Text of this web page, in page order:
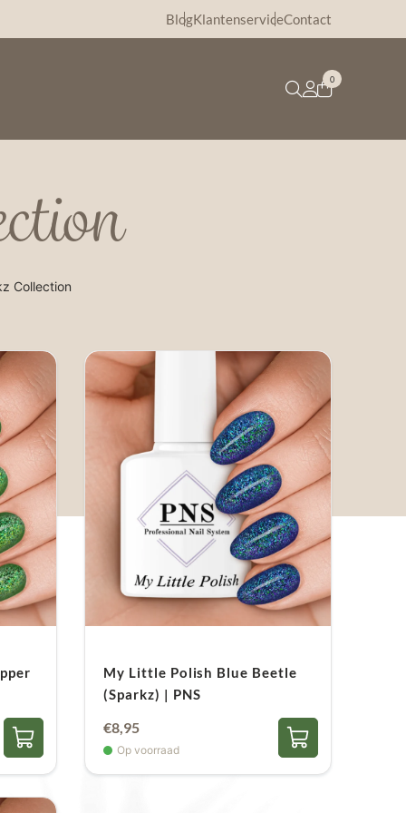
BlogKlantenserviceContact
0
Collection
My Little Polish Blue Beetle
(Sparkz) | PNS
€8,95
Op voorraad